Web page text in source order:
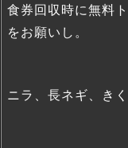
食券回収時に無料
をお願いし。
ニラ、長ネギ、き